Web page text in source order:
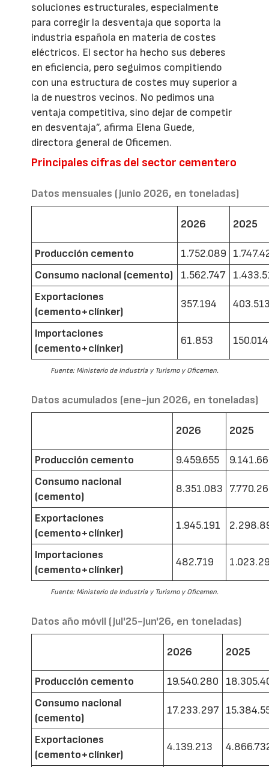
soluciones estructurales, especialmente
para corregir la desventaja que soporta la
industria española en materia de costes
eléctricos. El sector ha hecho sus deberes
en eficiencia, pero seguimos compitiendo
con una estructura de costes muy superior a
la de nuestros vecinos. No pedimos una
ventaja competitiva, sino dejar de competir
en desventaja”, afirma Elena Guede,
directora general de Oficemen.
Principales cifras del sector cementero
Datos mensuales (junio 2026, en toneladas)
2026 2025
Producción cemento 1.752.089
Consumo nacional (cemento)
1.562.747
Exportaciones
(cemento+clínker)
357.194
Importaciones
(cemento+clínker)
61.853 150.014
Fuente: Ministerio de Industria y Turismo y Oficemen.
Datos acumulados (ene-jun 2026, en toneladas)
2026 2025
Producción cemento 9.459.655
Consumo nacional
(cemento)
8.351.083
Exportaciones
(cemento+clínker)
1.945.191
Importaciones
(cemento+clínker)
482.719
Fuente: Ministerio de Industria y Turismo y Oficemen.
Datos año móvil (jul'25-jun'26, en toneladas)
2026 2025
Producción cemento 19.540.280
Consumo nacional
(cemento)
17.233.297
Exportaciones
(cemento+clínker)
4.139.213